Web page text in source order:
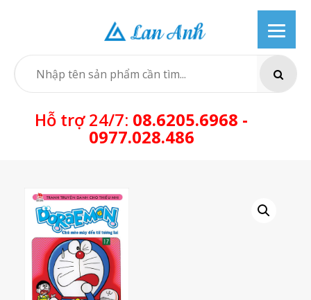
SEARCH
Hỗ trợ 24/7: 08.6205.6968 -
0977.028.486